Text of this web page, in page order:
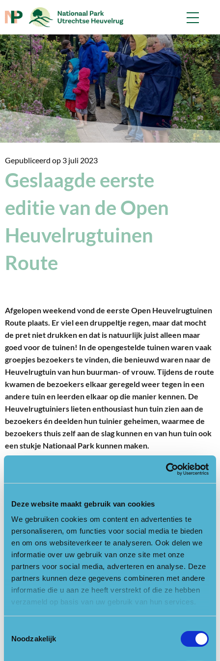
Deze website maakt gebruik van cookies
We gebruiken cookies om content en advertenties te
personaliseren, om functies voor social media te bieden
en om ons websiteverkeer te analyseren. Ook delen we
informatie over uw gebruik van onze site met onze
partners voor social media, adverteren en analyse. Deze
partners kunnen deze gegevens combineren met andere
informatie die u aan ze heeft verstrekt of die ze hebben
verzameld op basis van uw gebruik van hun services.
Noodzakelijk
Gepubliceerd op 3 juli 2023
Geslaagde eerste
editie van de Open
Heuvelrugtuinen
Route
Afgelopen weekend vond de eerste Open Heuvelrugtuinen
Route plaats. Er viel een druppeltje regen, maar dat mocht
de pret niet drukken en dat is natuurlijk juist alleen maar
goed voor de tuinen! In de opengestelde tuinen waren vaak
groepjes bezoekers te vinden, die benieuwd waren naar de
Heuvelrugtuin van hun buurman- of vrouw. Tijdens de route
kwamen de bezoekers elkaar geregeld weer tegen in een
andere tuin en leerden elkaar op die manier kennen. De
Heuvelrugtuiniers lieten enthousiast hun tuin zien aan de
bezoekers én deelden hun tuinier geheimen, waarmee de
bezoekers thuis zelf aan de slag kunnen en van hun tuin ook
een stukje Nationaal Park kunnen maken.
Heuvelrugtuinier Thinka ontvang bijvoorbeeld 15 bezoekers in
haar Heuvelrugtuin. Zij vertelt: “Veel mensen hadden interesse
heeft praktische informatie uitgewisseld hierover. De wadi ‘in
ontwikkeling’ leverde leuke idee-gesprekken op, dus het was
juist wel leuk dat het nog niet helemaal klaar was.” Thinka heeft
zelf gesprekken gevoerd met mensen over tuinieren op
zandgrond en bijvoorbeeld de functie en het gebruik van
pioniersplanten, maar ook over biodiversiteit: “Hoe groepen
planten met gevarieerde wortelstelsels uiteindelijk robuuster
zijn tegen klimaat invloeden, omdat ze onderling minder
hoeven te concurreren om water en mineralen. Deze
met deze ultra-slow variant van tuinieren.”